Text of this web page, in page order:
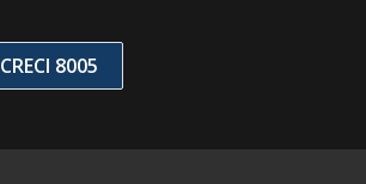
CRECI 8005